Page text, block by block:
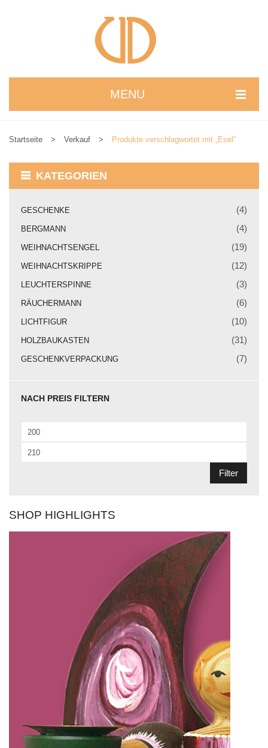
MENU
NEUIGKEITEN
KONTAKT
IMPRESSUM
Startseite > Verkauf > Produkte verschlagwortet mit „Esel“
KATEGORIEN
GESCHENKE (4)
BERGMANN (4)
WEIHNACHTSENGEL (19)
WEIHNACHTSKRIPPE (12)
LEUCHTERSPINNE (3)
RÄUCHERMANN (6)
LICHTFIGUR (10)
HOLZBAUKASTEN (31)
GESCHENKVERPACKUNG (7)
NACH PREIS FILTERN
Min.
Preis
Max.
Filter
SHOP HIGHLIGHTS